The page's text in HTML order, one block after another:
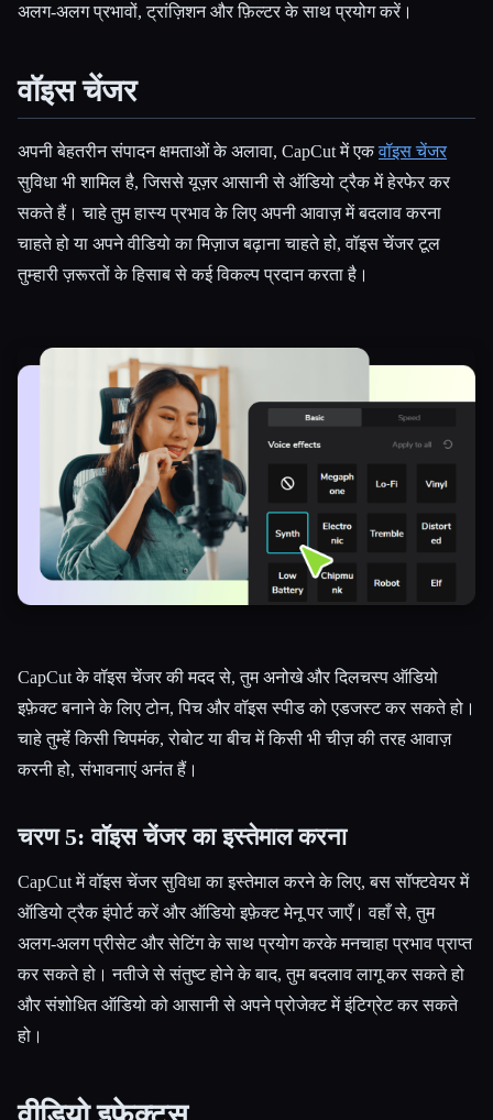
अलग-अलग प्रभावों, ट्रांज़िशन और फ़िल्टर के साथ प्रयोग करें।
वॉइस चेंजर
अपनी बेहतरीन संपादन क्षमताओं के अलावा, CapCut में एकवॉइस चेंजर
सुविधा भी शामिल है, जिससे यूज़र आसानी से ऑडियो ट्रैक में हेरफेर कर
सकते हैं। चाहे तुम हास्य प्रभाव के लिए अपनी आवाज़ में बदलाव करना
चाहते हो या अपने वीडियो का मिज़ाज बढ़ाना चाहते हो, वॉइस चेंजर टूल
तुम्हारी ज़रूरतों के हिसाब से कई विकल्प प्रदान करता है।
CapCut के वॉइस चेंजर की मदद से, तुम अनोखे और दिलचस्प ऑडियो
इफ़ेक्ट बनाने के लिए टोन, पिच और वॉइस स्पीड को एडजस्ट कर सकते हो।
चाहे तुम्हेंं किसी चिपमंक, रोबोट या बीच में किसी भी चीज़ की तरह आवाज़
करनी हो, संभावनाएं अनंत हैं।
चरण 5: वॉइस चेंजर का इस्तेमाल करना
CapCut में वॉइस चेंजर सुविधा का इस्तेमाल करने के लिए, बस सॉफ्टवेयर में
ऑडियो ट्रैक इंपोर्ट करें और ऑडियो इफ़ेक्ट मेनू पर जाएँ। वहाँ से, तुम
अलग-अलग प्रीसेट और सेटिंग के साथ प्रयोग करके मनचाहा प्रभाव प्राप्त
कर सकते हो। नतीजे से संतुष्ट होने के बाद, तुम बदलाव लागू कर सकते हो
और संशोधित ऑडियो को आसानी से अपने प्रोजेक्ट में इंटिग्रेट कर सकते
हो।